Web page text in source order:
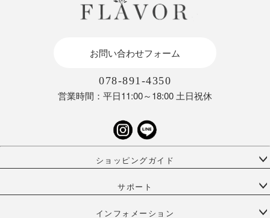
お問い合わせフォーム
078-891-4350
営業時間：平日11:00～18:00 土日祝休
ショッピングガイド
サポート
インフォメーション